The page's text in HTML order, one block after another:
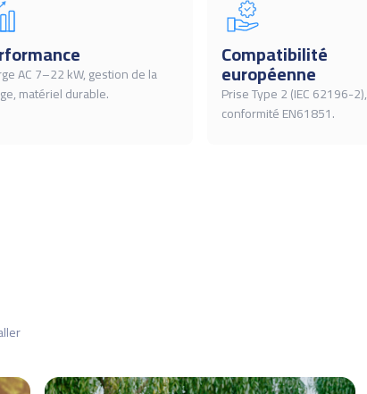
AC 7–22 kW, gestion de la
matériel durable.
Compatibilité
européenne
Prise Type 2 (IEC 62196-2),
conformité EN61851.